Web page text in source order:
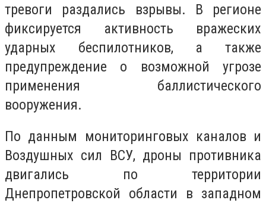
тревоги раздались взрывы. В регионе
фиксируется активность вражеских
ударных беспилотников, а также
предупреждение о возможной угрозе
применения баллистического
вооружения.
По данным мониторинговых каналов и
Воздушных сил ВСУ, дроны противника
двигались по территории
Днепропетровской области в западном